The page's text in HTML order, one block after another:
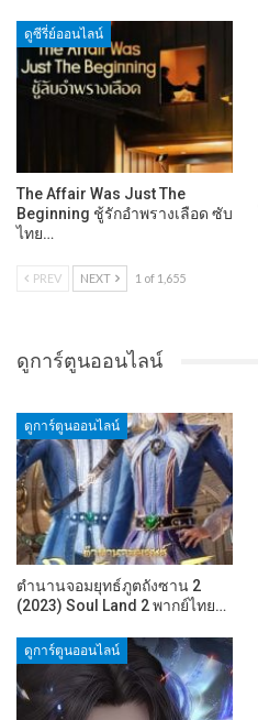
ดูซีรี่ย์ออนไลน์
The Affair Was Just The
Beginning ชู้รักอำพรางเลือด ซับ
ไทย…
PREV NEXT 1 of 1,655
ดูการ์ตูนออนไลน์
ดูการ์ตูนออนไลน์
ตำนานจอมยุทธ์ภูตถังซาน 2
(2023) Soul Land 2 พากย์ไทย…
ดูการ์ตูนออนไลน์